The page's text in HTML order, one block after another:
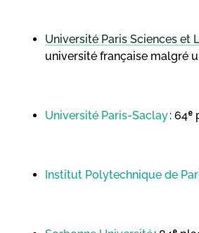
Université Paris Sciences et
université française malgré
Université Paris-Saclay: 64ᵉ
Institut Polytechnique de